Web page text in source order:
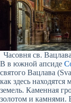
Часовня св.
В в южной апсиде
святого Вацлава
как здесь
земель. Каменная
золотом и камнями.